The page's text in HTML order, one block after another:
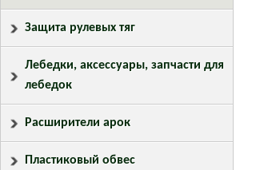
Защита рулевых тяг
Лебедки, аксессуары, запчасти для
лебедок
Расширители арок
Пластиковый обвес